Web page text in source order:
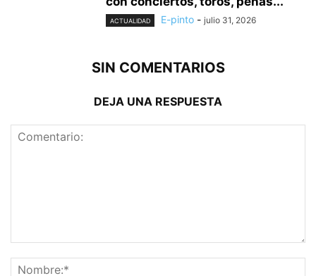
ACTUALIDAD E-pinto - julio 31, 2026
SIN COMENTARIOS
DEJA UNA RESPUESTA